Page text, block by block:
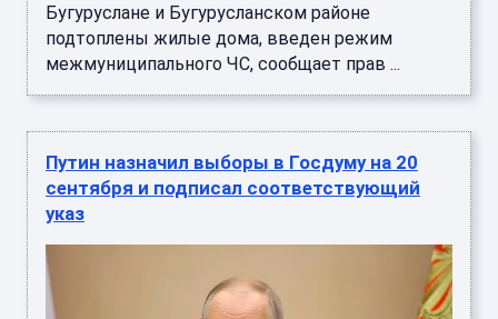
Бугуруслане и Бугурусланском районе
подтоплены жилые дома, введен режим
межмуниципального ЧС, сообщает прав ...
Путин назначил выборы в Госдуму на 20
сентября и подписал соответствующий
указ